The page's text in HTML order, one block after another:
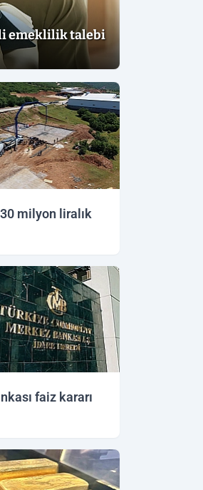
emeklilik talebi
milyon liralık
faiz kararı